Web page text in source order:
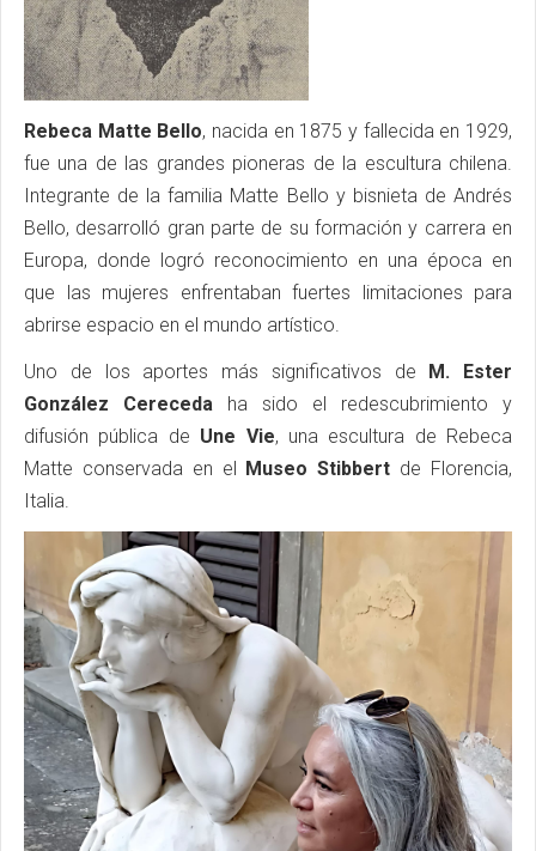
Rebeca Matte Bello, nacida en 1875 y fallecida en 1929,
fue una de las grandes pioneras de la escultura chilena.
Integrante de la familia Matte Bello y bisnieta de Andrés
Bello, desarrolló gran parte de su formación y carrera en
Europa, donde logró reconocimiento en una época en
que las mujeres enfrentaban fuertes limitaciones para
abrirse espacio en el mundo artístico.
Uno de los aportes más significativos de M. Ester
González Cereceda ha sido el redescubrimiento y
difusión pública de Une Vie, una escultura de Rebeca
Matte conservada en el Museo Stibbert de Florencia,
Italia.